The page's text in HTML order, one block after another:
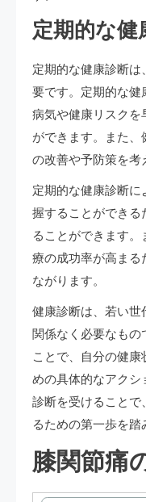
定期的な健
定期的な健康診断
要です。定期的な健
病気や健康リスクを
ができます。また
の改善や予防策を考
定期的な健康診断
握することができる
ることができます
療の成功率が高まる
ながります。
健康診断は、若い世
関係なく必要なもの
ことで、自分の健
めの具体的なアクシ
診断を受けることで
るための第一歩を踏
膝関節痛